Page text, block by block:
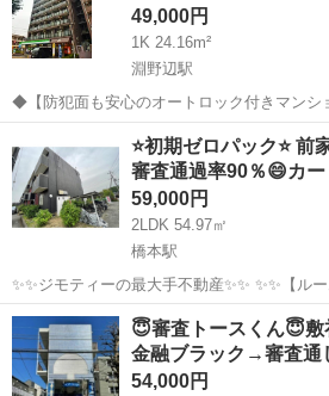
49,000円
1K 24.16m²
淵野辺駅
◆【防犯面も安心のオートロック付きマン
ー付きで上階でもラクラク★
相模原市 淵野辺駅 マンシ
⭐️初期ゼロパック⭐️ 前
審査通過率90％😄カ
59,000円
2LDK 54.97㎡
橋本駅
✨✨ジモティーの最大手不動産✨✨ ✨✨【ルー
🙇‍♂️賃貸の成約件数800件を突破❗️❗️ 🏆🏆🏆🏆🏆🏆🏆🏆🏆🏆🏆🏆 サービ
ス開始からたくさんのお客様に 高評価を頂
神奈川 相模原市 橋本駅 マンショ
😇審査トースくん😇
金融ブラック→審査通
54,000円